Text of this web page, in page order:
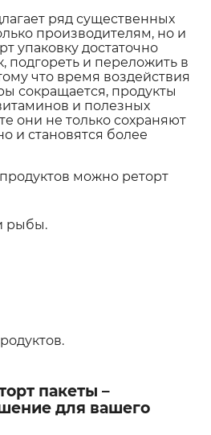
ряд существенных
производителям, но и
упаковку достаточно
подгореть и переложить в
что время воздействия
сокращается, продукты
и полезных
они не только сохраняют
и становятся более
можно реторт
рыбы.
пакеты –
для вашего